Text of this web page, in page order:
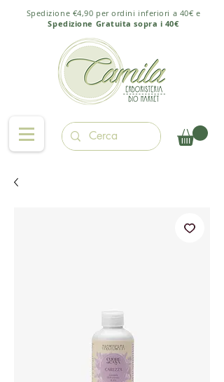
Spedizione €4,90 per ordini inferiori a 40€ e
Spedizione Gratuita sopra i 40€